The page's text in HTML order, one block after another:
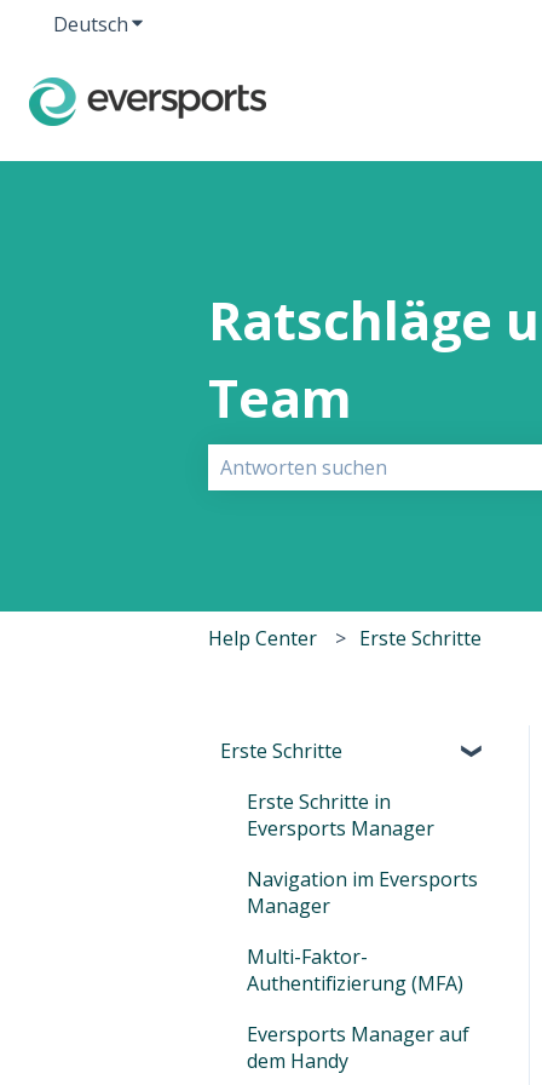
DeutschUntermenü für Übersetzungen anzeigen
Ratschläge
Team
Help Center Erste Schritte
Erste Schritte
Erste Schritte in
Eversports Manager
Navigation im Eversports
Manager
Multi-Faktor-
Authentifizierung (MFA)
Eversports Manager auf
dem Handy